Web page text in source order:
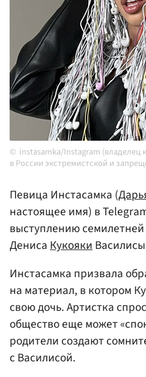
instasamka/Instagram (владелец
в России экстремистской и
Певица Инстасамка (
настоящее имя) в
выступлению
ДенисаКукояки
Инстасамка призвала
на материал, в котором
свою дочь. Артистка
общество еще может
родители создают
с Василисой.